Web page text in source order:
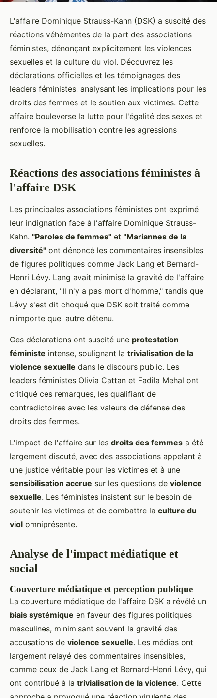
L'affaire Dominique Strauss-Kahn (DSK) a suscité des
réactions véhémentes de la part des associations
féministes, dénonçant explicitement les violences
sexuelles et la culture du viol. Découvrez les
déclarations officielles et les témoignages des
leaders féministes, analysant les implications pour les
droits des femmes et le soutien aux victimes. Cette
affaire bouleverse la lutte pour l'égalité des sexes et
renforce la mobilisation contre les agressions
sexuelles.
Réactions des associations féministes à
l'affaire DSK
Les principales associations féministes ont exprimé
leur indignation face à l'affaire Dominique Strauss-
Kahn. "Paroles de femmes" et "Mariannes de la
diversité" ont dénoncé les commentaires insensibles
de figures politiques comme Jack Lang et Bernard-
Henri Lévy. Lang avait minimisé la gravité de l'affaire
en déclarant, "Il n'y a pas mort d'homme," tandis que
Lévy s'est dit choqué que DSK soit traité comme
n'importe quel autre détenu.
Ces déclarations ont suscité une protestation
féministe intense, soulignant la trivialisation de la
violence sexuelle dans le discours public. Les
leaders féministes Olivia Cattan et Fadila Mehal ont
critiqué ces remarques, les qualifiant de
contradictoires avec les valeurs de défense des
droits des femmes.
L'impact de l'affaire sur les droits des femmes a été
largement discuté, avec des associations appelant à
une justice véritable pour les victimes et à une
sensibilisation accrue sur les questions de violence
sexuelle. Les féministes insistent sur le besoin de
soutenir les victimes et de combattre la culture du
viol omniprésente.
Analyse de l'impact médiatique et
social
Couverture médiatique et perception publique
La couverture médiatique de l'affaire DSK a révélé un
biais systémique en faveur des figures politiques
masculines, minimisant souvent la gravité des
accusations de violence sexuelle. Les médias ont
largement relayé des commentaires insensibles,
comme ceux de Jack Lang et Bernard-Henri Lévy, qui
ont contribué à la trivialisation de la violence. Cette